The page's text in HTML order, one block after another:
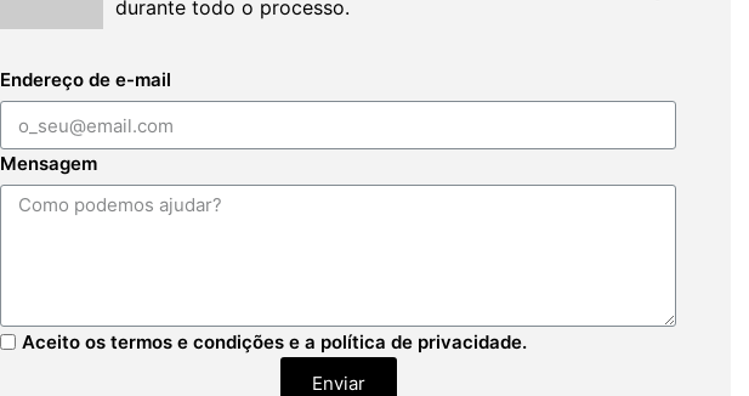
durante todo o processo.
Endereço de e-mail
Mensagem
Aceito os termos e condições e a política de privacidade.
Enviar